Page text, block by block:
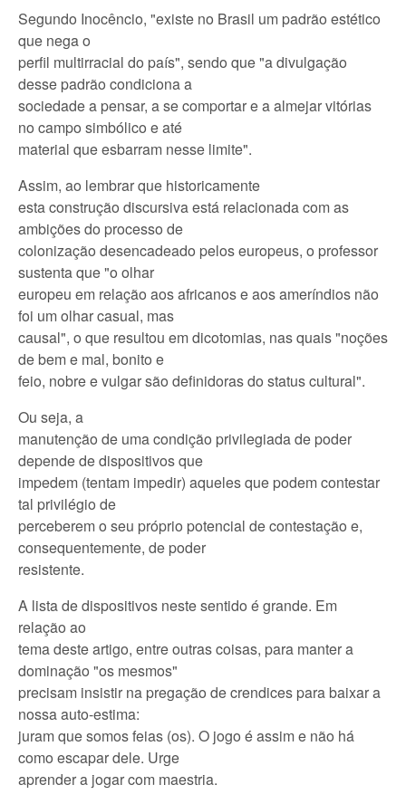
Segundo Inocêncio, "existe no Brasil um padrão estético
que nega o
perfil multirracial do país", sendo que "a divulgação
desse padrão condiciona a
sociedade a pensar, a se comportar e a almejar vitórias
no campo simbólico e até
material que esbarram nesse limite".
Assim, ao lembrar que historicamente
esta construção discursiva está relacionada com as
ambições do processo de
colonização desencadeado pelos europeus, o professor
sustenta que "o olhar
europeu em relação aos africanos e aos ameríndios não
foi um olhar casual, mas
causal", o que resultou em dicotomias, nas quais "noções
de bem e mal, bonito e
feio, nobre e vulgar são definidoras do status cultural".
Ou seja, a
manutenção de uma condição privilegiada de poder
depende de dispositivos que
impedem (tentam impedir) aqueles que podem contestar
tal privilégio de
perceberem o seu próprio potencial de contestação e,
consequentemente, de poder
resistente.
A lista de dispositivos neste sentido é grande. Em
relação ao
tema deste artigo, entre outras coisas, para manter a
dominação "os mesmos"
precisam insistir na pregação de crendices para baixar a
nossa auto-estima:
juram que somos feias (os). O jogo é assim e não há
como escapar dele. Urge
aprender a jogar com maestria.